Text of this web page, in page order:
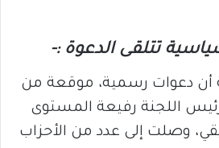
تتلقى الدعوة :-
أن دعوات رسمية، موقعة من
اللجنة رفيعة المستوى
وصلت إلى عدد من الأحزاب